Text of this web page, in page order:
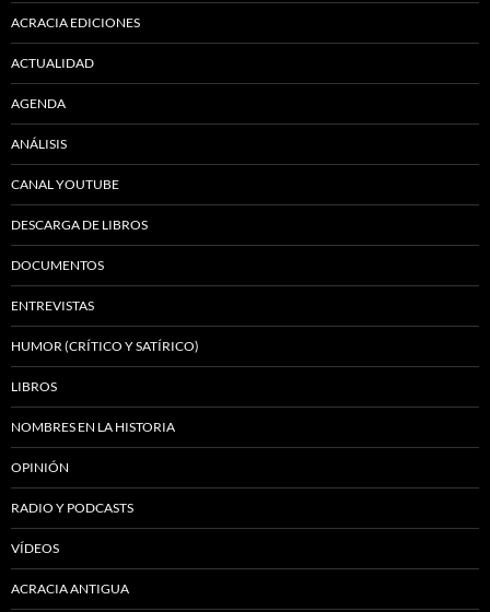
ACRACIA EDICIONES
ACTUALIDAD
AGENDA
ANÁLISIS
CANAL YOUTUBE
DESCARGA DE LIBROS
DOCUMENTOS
ENTREVISTAS
HUMOR (CRÍTICO Y SATÍRICO)
LIBROS
NOMBRES EN LA HISTORIA
OPINIÓN
RADIO Y PODCASTS
VÍDEOS
ACRACIA ANTIGUA